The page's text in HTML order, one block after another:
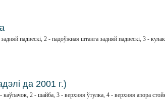
падвескі, 2 - падоўжная штанга задняй падвескі, 3 -
да 2001 г.)
каўпачок, 2 - шайба, 3 - верхняя ўтулка, 4 - верхняя апора